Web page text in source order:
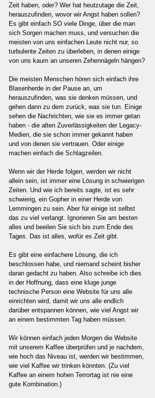
Zeit haben, oder? Wer hat heutzutage die Zeit,
herauszufinden, wovor wir Angst haben sollen?
Es gibt einfach SO viele Dinge, über die man
sich Sorgen machen muss, und versuchen die
meisten von uns einfachen Leute nicht nur, so
turbulente Zeiten zu überleben, in denen einige
von uns kaum an unseren Zehennägeln hängen?
Die meisten Menschen hören sich einfach ihre
Blasenherde in der Pause an, um
herauszufinden, was sie denken müssen, und
gehen dann zu dem zurück, was sie tun. Einige
sehen die Nachrichten, wie sie es immer getan
haben - die alten Zuverlässigkeiten der Legacy-
Medien, die sie schon immer gekannt haben
und von denen sie vertrauen. Oder einige
machen einfach die Schlagzeilen.
Wenn wir der Herde folgen, werden wir nicht
allein sein, ist immer eine Lösung in schwierigen
Zeiten. Und wie ich bereits sagte, ist es sehr
schwierig, ein Gopher in einer Herde von
Lemmingen zu sein. Aber für einige ist selbst
das zu viel verlangt. Ignorieren Sie am besten
alles und beeilen Sie sich bis zum Ende des
Tages. Das ist alles, wofür es Zeit gibt.
Es gibt eine einfachere Lösung, die ich
beschlossen habe, und niemand scheint bisher
daran gedacht zu haben. Also schreibe ich dies
in der Hoffnung, dass eine kluge junge
technische Person eine Website für uns alle
einrichten wird, damit wir uns alle endlich
darüber entspannen können, wie viel Angst wir
an einem bestimmten Tag haben müssen.
Wir können einfach jeden Morgen die Website
mit unserem Kaffee überprüfen und je nachdem,
wie hoch das Niveau ist, werden wir bestimmen,
wie viel Kaffee wir trinken könnten. (Zu viel
Kaffee an einem hohen Terrortag ist nie eine
gute Kombination.)